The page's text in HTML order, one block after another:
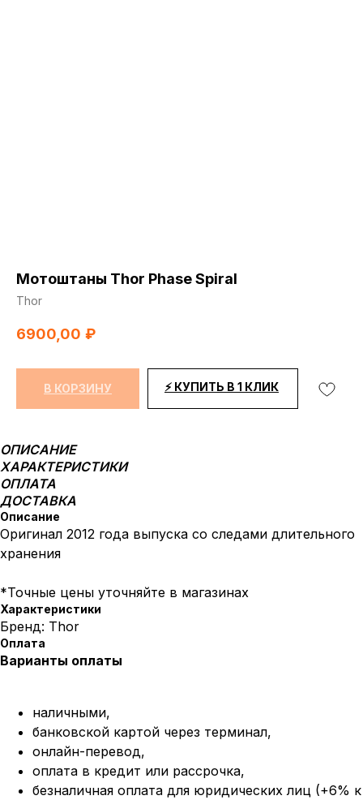
Мотоштаны Thor Phase Spiral
Thor
6900,00 ₽
В КОРЗИНУ ⚡ КУПИТЬ В 1 КЛИК
ОПИСАНИЕ
ХАРАКТЕРИСТИКИ
ОПЛАТА
ДОСТАВКА
Описание
Оригинал 2012 года выпуска со следами длительного
хранения
*Точные цены уточняйте в магазинах
Характеристики
Бренд: Thor
Оплата
Варианты оплаты
наличными,
банковской картой через терминал,
онлайн-перевод,
оплата в кредит или рассрочка,
безналичная оплата для юридических лиц (+6% к